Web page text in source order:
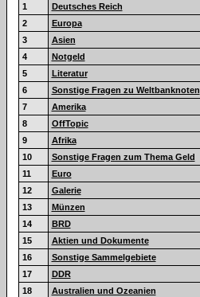
1
Deutsches Reich
2
Europa
3
Asien
4
Notgeld
5
Literatur
6
Sonstige Fragen zu Weltbanknoten
7
Amerika
8
OffTopic
9
Afrika
10
Sonstige Fragen zum Thema Geld
11
Euro
12
Galerie
13
Münzen
14
BRD
15
Aktien und Dokumente
16
Sonstige Sammelgebiete
17
DDR
18
Australien und Ozeanien